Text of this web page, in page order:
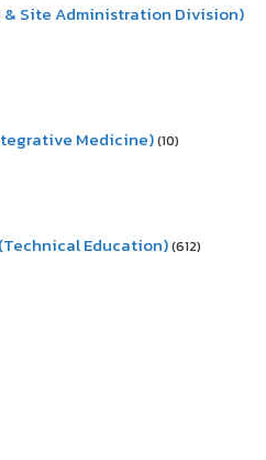
& Site Administration Division)
Medicine)(10)
Education)(612)